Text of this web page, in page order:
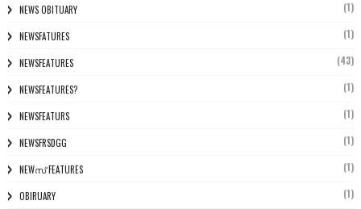
NEWS OBITUARY (1)
NEWSFATURES (1)
NEWSFEATURES (43)
NEWSFEATURES? (1)
NEWSFEATURS (1)
NEWSFRSDGG (1)
NEWസ് FEATURES (1)
OBIRUARY (1)